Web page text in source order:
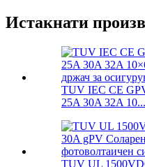
Истакнати
TUV IEC CE
25A 30A 32A 10...
TUV UL